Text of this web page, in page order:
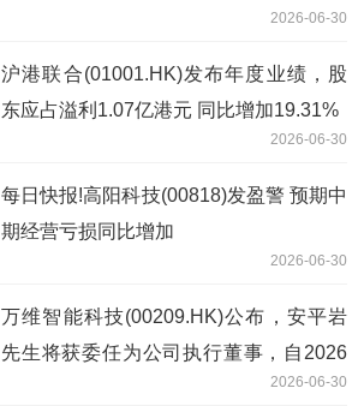
2026-06-30
沪港联合(01001.HK)发布年度业绩，股
东应占溢利1.07亿港元 同比增加19.31%
2026-06-30
每日快报!高阳科技(00818)发盈警 预期中
期经营亏损同比增加
2026-06-30
万维智能科技(00209.HK)公布，安平岩
先生将获委任为公司执行董事，自2026
2026-06-30